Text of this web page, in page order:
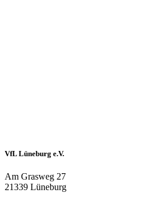
VfL Lüneburg e.V.
Am Grasweg 27
21339 Lüneburg